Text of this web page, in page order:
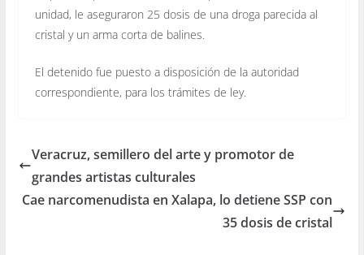
unidad, le aseguraron 25 dosis de una droga parecida al
cristal y un arma corta de balines.
El detenido fue puesto a disposición de la autoridad
correspondiente, para los trámites de ley.
Veracruz, semillero del arte y promotor de
grandes artistas culturales
Cae narcomenudista en Xalapa, lo detiene SSP con
35 dosis de cristal